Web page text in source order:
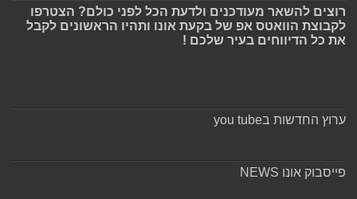
רוצים להשאר מעודכנים ולדעת הכל לפני כולם? הצטרפו
לקבוצת הוואטס אפ של בקעת אונו ותהיו הראשונים לקבל
את כל הדיווחים בעיר שלכם !
ערוץ החדשות בyou tube
פייסבוק אונו NEWS